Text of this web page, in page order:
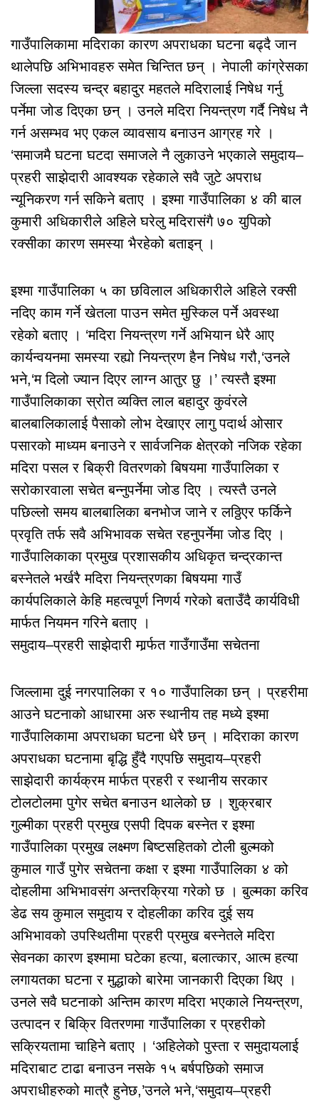
गाउँपालिकामा मदिराका कारण अपराधका घटना बढ्दै जान
थालेपछि अभिभावहरु समेत चिन्तित छन् । नेपाली कांग्रेसका
जिल्ला सदस्य चन्द्र बहादुर महतले मदिरालाई निषेध गर्नु
पर्नेमा जोड दिएका छन् । उनले मदिरा नियन्त्रण गर्दै निषेध नै
गर्न असम्भव भए एकल व्यावसाय बनाउन आग्रह गरे ।
‘समाजमै घटना घटदा समाजले नै लुकाउने भएकाले समुदाय–
प्रहरी साझेदारी आवश्यक रहेकाले सवै जुटे अपराध
न्यूनिकरण गर्न सकिने बताए । इश्मा गाउँपालिका ४ की बाल
कुमारी अधिकारीले अहिले घरेलु मदिरासंगै ७० युपिको
रक्सीका कारण समस्या भैरहेको बताइन् ।
इश्मा गाउँपालिका ५ का छविलाल अधिकारीले अहिले रक्सी
नदिए काम गर्ने खेतला पाउन समेत मुस्किल पर्ने अवस्था
रहेको बताए । ‘मदिरा नियन्त्रण गर्ने अभियान धेरै आए
कार्यन्वयनमा समस्या रह्यो नियन्त्रण हैन निषेध गरौ,‘उनले
भने,‘म दिलो ज्यान दिएर लाग्न आतुर छु ।’ त्यस्तै इश्मा
गाउँपालिकाका स्रोत व्यक्ति लाल बहादुर कुवंरले
बालबालिकालाई पैसाको लोभ देखाएर लागु पदार्थ ओसार
पसारको माध्यम बनाउने र सार्वजनिक क्षेत्रको नजिक रहेका
मदिरा पसल र बिक्री वितरणको बिषयमा गाउँपालिका र
सरोकारवाला सचेत बन्नुपर्नेमा जोड दिए । त्यस्तै उनले
पछिल्लो समय बालबालिका बनभोज जाने र लठ्ठिएर फर्किने
प्रवृति तर्फ सवै अभिभावक सचेत रहनुपर्नेमा जोड दिए ।
गाउँपालिकाका प्रमुख प्रशासकीय अधिकृत चन्द्रकान्त
बस्नेतले भर्खरै मदिरा नियन्त्रणका बिषयमा गाउँ
कार्यपलिकाले केहि महत्वपूर्ण निणर्य गरेको बताउँदै कार्यविधी
मार्फत नियमन गरिने बताए ।
समुदाय–प्रहरी साझेदारी मार्र्फत गाउँगाउँमा सचेतना
जिल्लामा दुई नगरपालिका र १० गाउँपालिका छन् । प्रहरीमा
आउने घटनाको आधारमा अरु स्थानीय तह मध्ये इश्मा
गाउँपालिकामा अपराधका घटना धेरै छन् । मदिराका कारण
अपराधका घटनामा बृद्धि हुँदै गएपछि समुदाय–प्रहरी
साझेदारी कार्यक्रम मार्फत प्रहरी र स्थानीय सरकार
टोलटोलमा पुगेर सचेत बनाउन थालेको छ । शुक्रबार
गुल्मीका प्रहरी प्रमुख एसपी दिपक बस्नेत र इश्मा
गाउँपालिका प्रमुख लक्ष्मण बिष्टसहितको टोली बुल्मको
कुमाल गाउँ पुगेर सचेतना कक्षा र इश्मा गाउँपालिका ४ को
दोहलीमा अभिभावसंग अन्तरक्रिया गरेको छ । बुल्मका करिव
डेढ सय कुमाल समुदाय र दोहलीका करिव दुई सय
अभिभावको उपस्थितीमा प्रहरी प्रमुख बस्नेतले मदिरा
सेवनका कारण इश्मामा घटेका हत्या, बलात्कार, आत्म हत्या
लगायतका घटना र मुद्धाको बारेमा जानकारी दिएका थिए ।
उनले सवै घटनाको अन्तिम कारण मदिरा भएकाले नियन्त्रण,
उत्पादन र बिक्रि वितरणमा गाउँपालिका र प्रहरीको
सक्रियतामा चाहिने बताए । ‘अहिलेको पुस्ता र समुदायलाई
मदिराबाट टाढा बनाउन नसके १५ बर्षपछिको समाज
अपराधीहरुको मात्रै हुनेछ,’उनले भने,‘समुदाय–प्रहरी